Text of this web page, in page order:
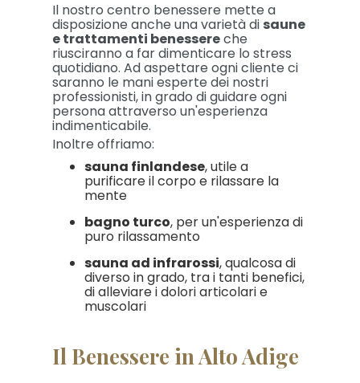
Il nostro centro benessere mette a
disposizione anche una varietà di saune
e trattamenti benessereche
riusciranno a far dimenticare lo stress
quotidiano. Ad aspettare ogni cliente ci
saranno le mani esperte dei nostri
professionisti, in grado di guidare ogni
persona attraverso un'esperienza
indimenticabile.
Inoltre offriamo:
sauna finlandese, utile a
purificare il corpo e rilassare la
mente
bagno turco, per un'esperienza di
puro rilassamento
sauna ad infrarossi, qualcosa di
diverso in grado, tra i tanti benefici,
di alleviare i dolori articolari e
muscolari
Il Benessere in Alto Adige